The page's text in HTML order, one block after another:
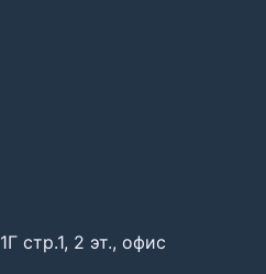
стр.1, 2 эт., офис